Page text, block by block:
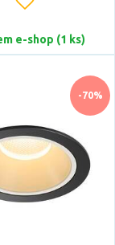
e-shop (1 ks)
-70%